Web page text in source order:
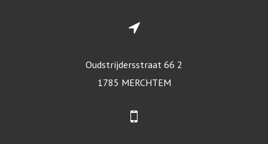
Oudstrijdersstraat 66 2
1785 MERCHTEM